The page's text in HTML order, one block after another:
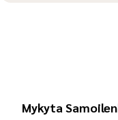
Mykyta